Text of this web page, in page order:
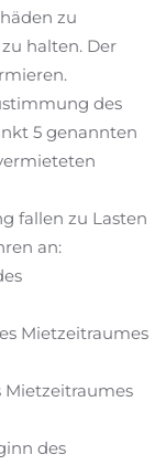
zu
halten. Der
des
5 genannten
fallen zu Lasten
an:
Mietzeitraumes
Mietzeitraumes
des